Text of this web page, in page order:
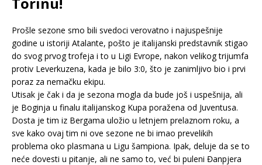
Prošle sezone smo bili svedoci verovatno i najuspešnije
godine u istoriji Atalante, pošto je italijanski predstavnik stigao
do svog prvog trofeja i to u Ligi Evrope, nakon velikog trijumfa
protiv Leverkuzena, kada je bilo 3:0, što je zanimljivo bio i prvi
poraz za nemačku ekipu.
Utisak je čak i da je sezona mogla da bude još i uspešnija, ali
je Boginja u finalu italijanskog Kupa poražena od Juventusa.
Dosta je tim iz Bergama uložio u letnjem prelaznom roku, a
sve kako ovaj tim ni ove sezone ne bi imao prevelikih
problema oko plasmana u Ligu šampiona. Ipak, deluje da se to
neće dovesti u pitanje, ali ne samo to, već bi puleni Đanpjera